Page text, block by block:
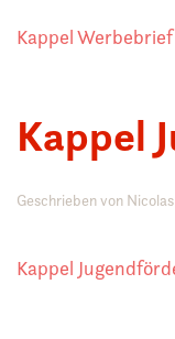
Kappel Werbebrief
Kappel
Geschrieben von
Kappel